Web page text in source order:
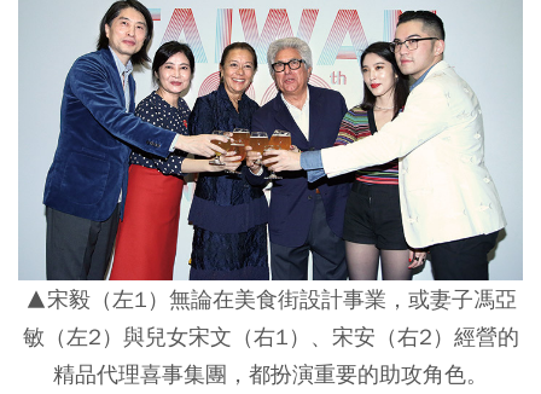
▲宋毅（左1）無論在美食街設計事業，或妻子馮亞
敏（左2）與兒女宋文（右1）、宋安（右2）經營的
精品代理喜事集團，都扮演重要的助攻角色。